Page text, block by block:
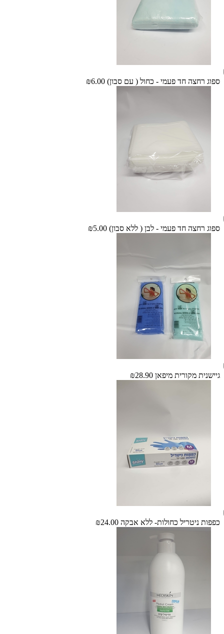
ספוג רחצה חד פעמי - כחול ( עם סבון) ₪6.00
ספוג רחצה חד פעמי - לבן ( ללא סבון) ₪5.00
גיישנית מקורית מיפאן ₪28.90
כפפות ניטריל כחולות- ללא אבקה ₪24.00